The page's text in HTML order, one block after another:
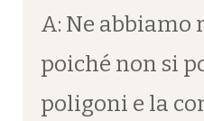
A: Ne abbiamo
poiché non si
poligoni e la